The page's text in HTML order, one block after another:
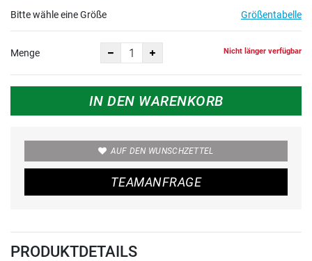
Bitte wähle eine Größe
Größentabelle
Menge Nicht länger verfügbar
IN DEN WARENKORB
AUF DEN WUNSCHZETTEL
TEAMANFRAGE
PRODUKTDETAILS